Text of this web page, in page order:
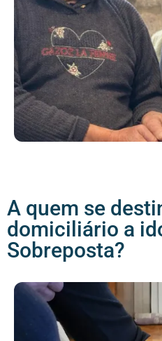
A quem se
domiciliário a
Sobreposta?